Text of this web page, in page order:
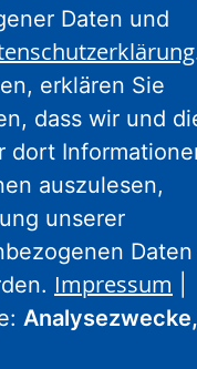
Daten und
erklären Sie
dass wir und
dort
auszulesen,
unserer
Daten
Impressum
Analysezwecke,